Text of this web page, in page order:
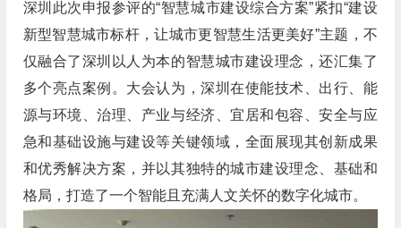
深圳此次申报参评的“智慧城市建设综合方案”紧扣“建设
新型智慧城市标杆，让城市更智慧生活更美好”主题，不
仅融合了深圳以人为本的智慧城市建设理念，还汇集了
多个亮点案例。大会认为，深圳在使能技术、出行、能
源与环境、治理、产业与经济、宜居和包容、安全与应
急和基础设施与建设等关键领域，全面展现其创新成果
和优秀解决方案，并以其独特的城市建设理念、基础和
格局，打造了一个智能且充满人文关怀的数字化城市。